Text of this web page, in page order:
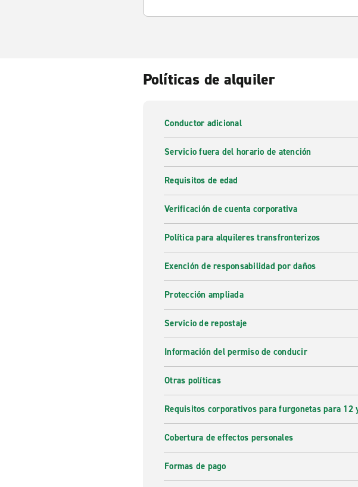
Políticas de alquiler
Conductor adicional
Servicio fuera del horario de atención
Requisitos de edad
Verificación de cuenta corporativa
Política para alquileres transfronterizos
Exención de responsabilidad por daños
Protección ampliada
Servicio de repostaje
Información del permiso de conducir
Otras políticas
Requisitos corporativos para furgonetas para 12
Cobertura de effectos personales
Formas de pago